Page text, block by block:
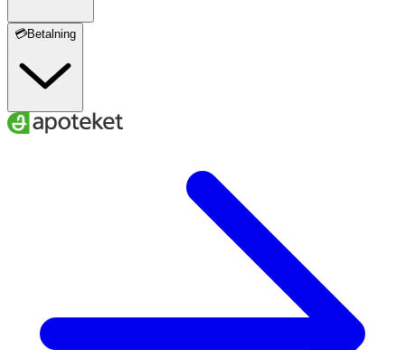
💳Betalning